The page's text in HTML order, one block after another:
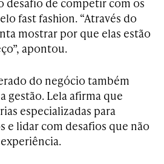
fast fashion. “Através do
mostrar por que elas estão
apontou.
do negócio também
gestão. Lela afirma que
especializadas para
e lidar com desafios que não